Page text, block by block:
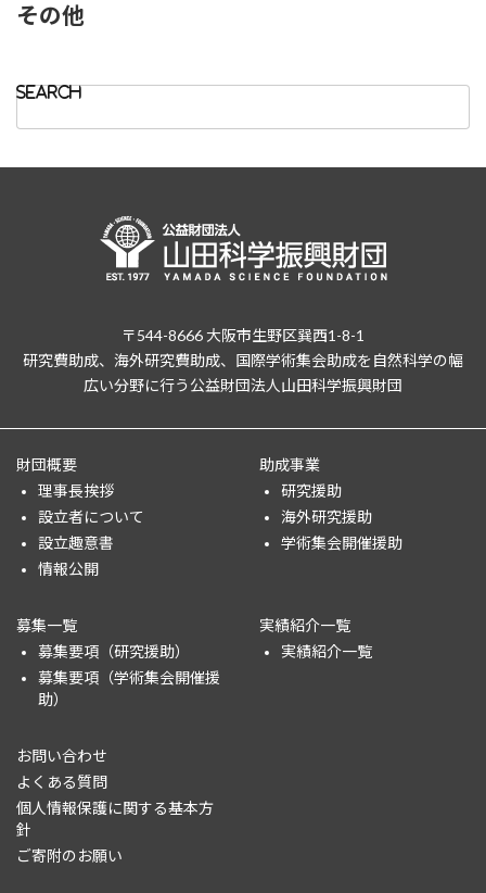
その他
Search
〒544-8666 大阪市生野区巽西1-8-1
研究費助成、海外研究費助成、国際学術集会助成を自然科学の幅
広い分野に行う公益財団法人山田科学振興財団
財団概要
理事長挨拶
設立者について
設立趣意書
情報公開
助成事業
研究援助
海外研究援助
学術集会開催援助
募集一覧
募集要項（研究援助）
募集要項（学術集会開催援
助）
実績紹介一覧
実績紹介一覧
お問い合わせ
よくある質問
個人情報保護に関する基本方
針
ご寄附のお願い